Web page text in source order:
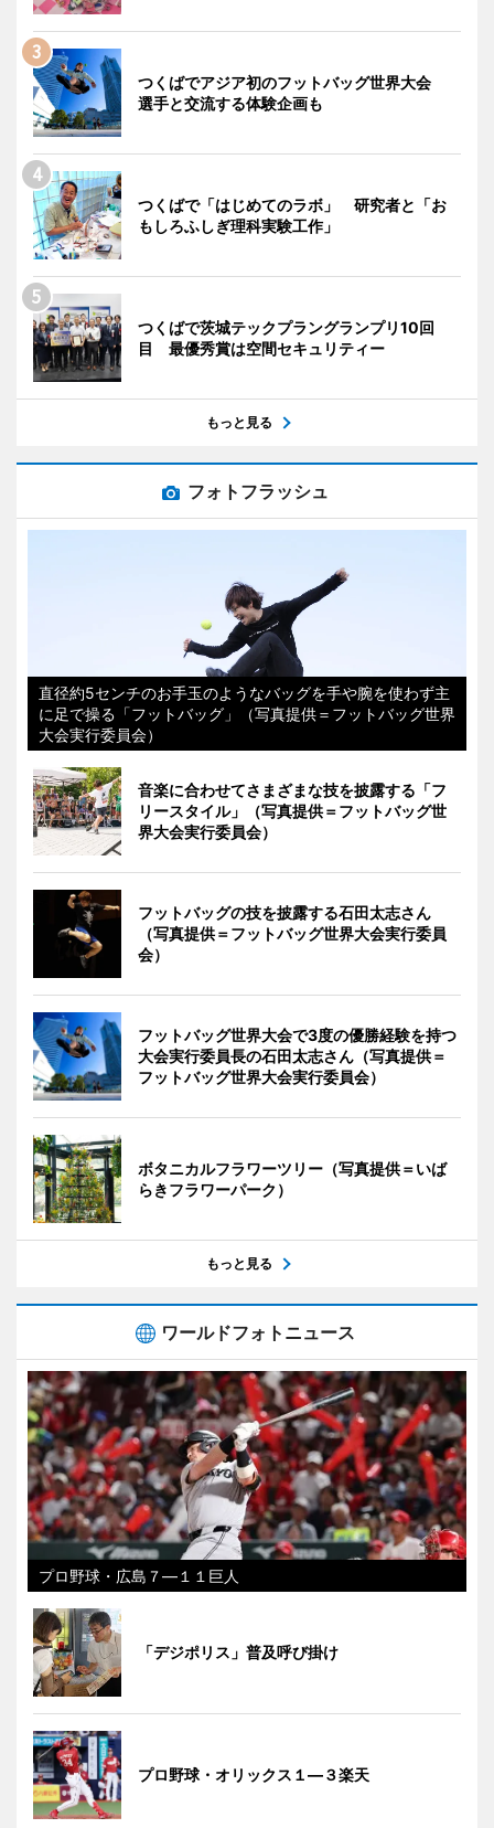
つくばでアジア初のフットバッグ世界大会
選手と交流する体験企画も
つくばで「はじめてのラボ」 研究者と「お
もしろふしぎ理科実験工作」
つくばで茨城テックプラングランプリ10回
目 最優秀賞は空間セキュリティー
もっと見る
フォトフラッシュ
直径約5センチのお手玉のようなバッグを手や腕を使わず主
に足で操る「フットバッグ」（写真提供＝フットバッグ世界
大会実行委員会）
音楽に合わせてさまざまな技を披露する「フ
リースタイル」（写真提供＝フットバッグ世
界大会実行委員会）
フットバッグの技を披露する石田太志さん
（写真提供＝フットバッグ世界大会実行委員
会）
フットバッグ世界大会で3度の優勝経験を持つ
大会実行委員長の石田太志さん（写真提供＝
フットバッグ世界大会実行委員会）
ボタニカルフラワーツリー（写真提供＝いば
らきフラワーパーク）
もっと見る
ワールドフォトニュース
プロ野球・広島７―１１巨人
「デジポリス」普及呼び掛け
プロ野球・オリックス１―３楽天